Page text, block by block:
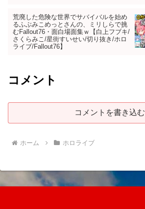
荒廃した危険な世界でサバイバルを始め
るふぶみこめっとさんの、ミリしらで挑
むFallout76・面白場面集ｗ【白上フブキ/
さくらみこ/星街すいせい/切り抜き/ホロ
ライブ/Fallout76】
コメント
コメントを書き込む
ホーム ホロライブ